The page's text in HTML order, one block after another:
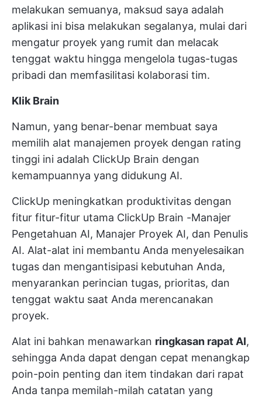
melakukan semuanya, maksud saya adalah
aplikasi ini bisa melakukan segalanya, mulai dari
mengatur proyek yang rumit dan melacak
tenggat waktu hingga mengelola tugas-tugas
pribadi dan memfasilitasi kolaborasi tim.
Klik Brain
Namun, yang benar-benar membuat saya
memilih alat manajemen proyek dengan rating
tinggi ini adalah ClickUp Brain dengan
kemampuannya yang didukung AI.
ClickUp meningkatkan produktivitas dengan
fitur fitur-fitur utama ClickUp Brain -Manajer
Pengetahuan AI, Manajer Proyek AI, dan Penulis
AI. Alat-alat ini membantu Anda menyelesaikan
tugas dan mengantisipasi kebutuhan Anda,
menyarankan perincian tugas, prioritas, dan
tenggat waktu saat Anda merencanakan
proyek.
Alat ini bahkan menawarkan ringkasan rapat AI,
sehingga Anda dapat dengan cepat menangkap
poin-poin penting dan item tindakan dari rapat
Anda tanpa memilah-milah catatan yang